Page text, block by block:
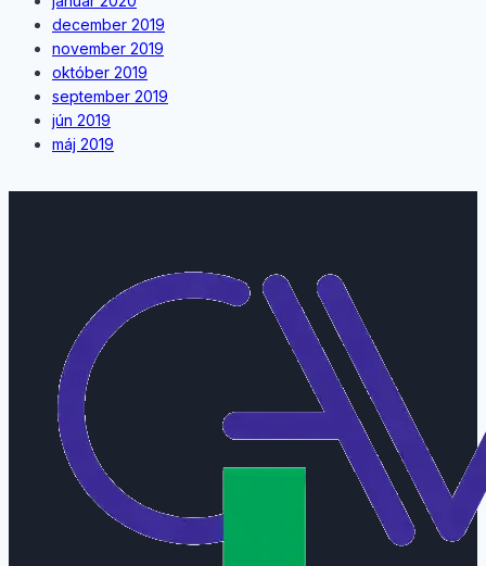
december 2019
november 2019
október 2019
september 2019
jún 2019
máj 2019